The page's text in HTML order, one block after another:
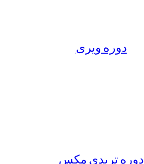
دوره ویری
دوره تریدی مکس